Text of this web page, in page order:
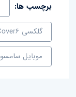
برچسب ها:
گلکسی XCover6 پرو
موبایل